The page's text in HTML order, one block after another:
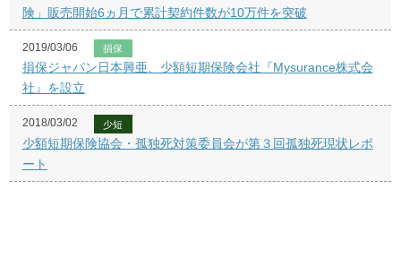
険」販売開始6ヵ月で累計契約件数が10万件を突破
2019/03/06 損保
損保ジャパン日本興亜、少額短期保険会社『Mysurance株式会
社』を設立
2018/03/02 少短
少額短期保険協会・孤独死対策委員会が第３回孤独死現状レポ
ート